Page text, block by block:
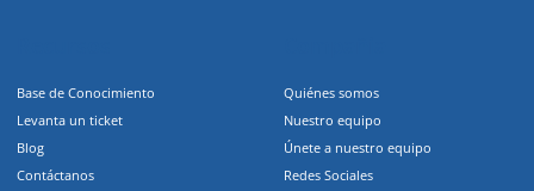
Base de Conocimiento
Levanta un ticket
Blog
Contáctanos
Quiénes somos
Nuestro equipo
Únete a nuestro equipo
Redes Sociales